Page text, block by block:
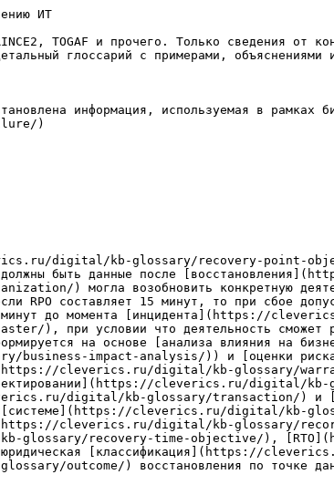
ИТ
TOGAF и прочего. Только сведения от
глоссарий с примерами, объяснениями
информация, используемая в рамках
)
digital/kb-glossary/recovery-
быть данные после
) могла возобновить конкретную
если RPO составляет 15 минут, то при
минут до момента [инцидента](https://
при условии что деятельность
на основе [анализа влияния
impact-analysis/)) и [оценки
cleverics.ru/digital/kb-glossary/
cleverics.ru/digital/kb-
digital/kb-glossary/transaction/)
«[системе](https://cleverics.ru/digital/kb-
cleverics.ru/digital/kb-glossary/record/
glossary/recovery-time-objective/),
и юридическая [классификация](https://
outcome/) восстановления по точке